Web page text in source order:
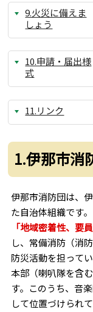
9.火災に備えま
しょう
10.申請・届出様
式
11.リンク
1.伊那市消
伊那市消防団は、
た自治体組織です。
「地域密着性、要
し、常備消防（消
防災活動を担ってい
本部（喇叭隊を含
す。このうち、音
して位置づけられて